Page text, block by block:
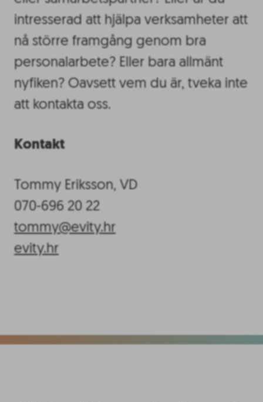
intresserad att hjälpa verksamheter att
nå större framgång genom bra
personalarbete? Eller bara allmänt
nyfiken? Oavsett vem du är, tveka inte
att kontakta oss.
Kontakt
Tommy Eriksson, VD
070-696 20 22
tommy@evity.hr
evity.hr